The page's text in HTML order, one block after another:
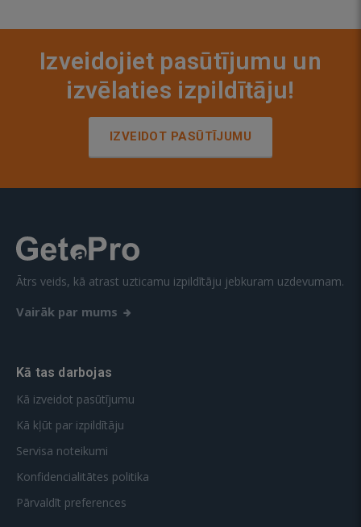
Izveidojiet pasūtījumu un
izvēlaties izpildītāju!
IZVEIDOT PASŪTĪJUMU
Ātrs veids, kā atrast uzticamu izpildītāju jebkuram uzdevumam.
Vairāk par mums
Kā tas darbojas
Kā izveidot pasūtījumu
Kā kļūt par izpildītāju
Servisa noteikumi
Konfidencialitātes politika
Pārvaldīt preferences